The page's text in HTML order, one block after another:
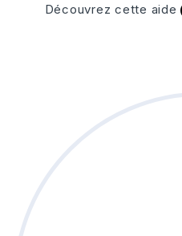
Découvrez cette aide